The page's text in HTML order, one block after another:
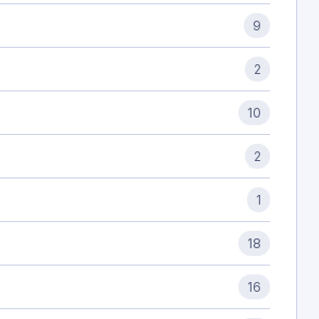
9
2
10
2
1
18
16